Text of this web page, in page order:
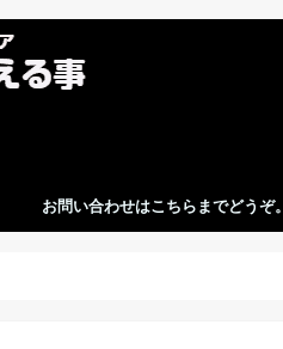
お問い合わせはこちらまでどうぞ。